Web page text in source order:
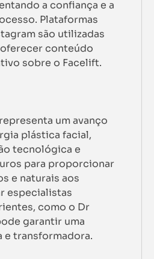
a confiança e a
Plataformas
são utilizadas
conteúdo
sobre o Facelift.
um avanço
plástica facial,
tecnológica e
para proporcionar
e naturais aos
especialistas
como o Dr
garantir uma
transformadora.